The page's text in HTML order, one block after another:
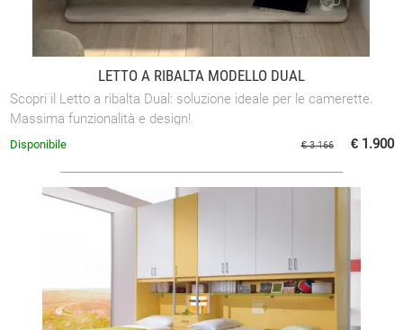
LETTO A RIBALTA MODELLO DUAL
Scopri il Letto a ribalta Dual: soluzione ideale per le camerette.
Massima funzionalità e design!
€ 3.166 € 1.900
Disponibile